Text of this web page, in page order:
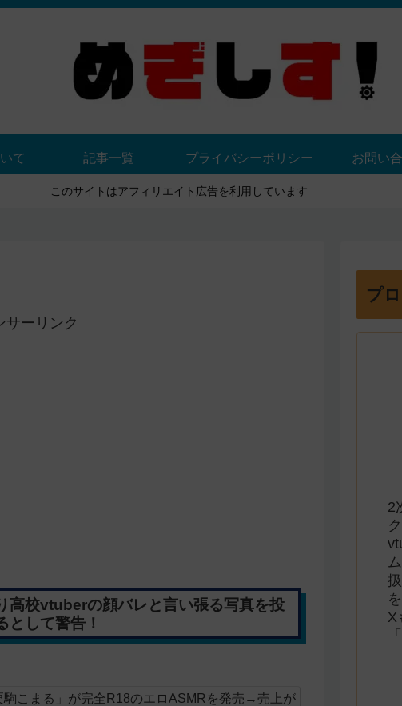
て 記事一覧 プライバシーポリシー お問い
このサイトはアフィリエイト広告を利用しています
サーリンク
高校vtuberの顔バレと言い張る写真を投
して警告！
駒こまる」が完全R18のエロASMRを発売→売上が
プ
2
ク
X